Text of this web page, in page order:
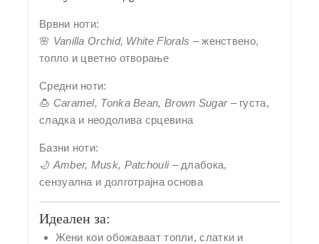
Врвни ноти:
🌸 Vanilla Orchid, White Florals – женствено,
топло и цветно отворање
Средни ноти:
🍮 Caramel, Tonka Bean, Brown Sugar– густа,
сладка и неодолива срцевина
Базни ноти:
🌙 Amber, Musk, Patchouli– длабока,
сензуална и долготрајна основа
Идеален за:
Жени кои обожавааттопли, слатки и